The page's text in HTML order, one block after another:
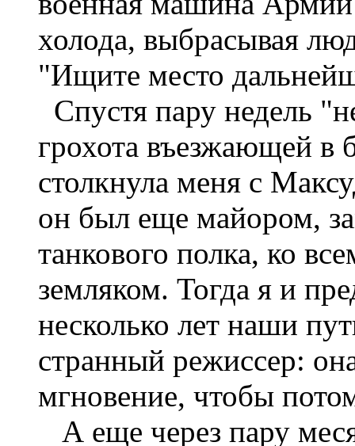
холода, выбрасывая
"Ищите место
Спустя пару недель
грохота въезжающей в
столкнула меня с
он был еще майором,
танкового полка, ко
земляком. Тогда я и
несколько лет наши
странный режиссер:
мгновение, чтобы
А еще через пару